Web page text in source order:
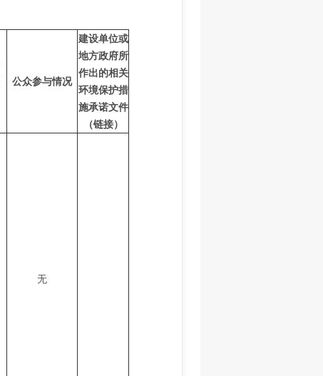
公众参与情况
建设单位或
地方政府所
作出的相关
环境保护措
施承诺文件
（链接）
无